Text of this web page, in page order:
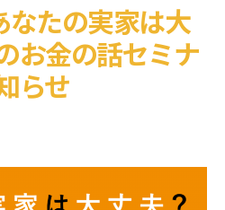
たの実家は大
お金の話セミナ
らせ